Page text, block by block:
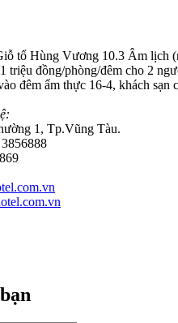
tổ Hùng Vương 10.3 Âm lịch
triệu đồng/phòng/đêm cho 2
đêm ẩm thực 16-4, khách
1, Tp.Vũng Tàu.